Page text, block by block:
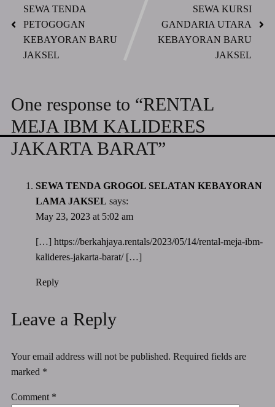
SEWA TENDA
PETOGOGAN
KEBAYORAN BARU
JAKSEL
SEWA KURSI
GANDARIA UTARA
KEBAYORAN BARU
JAKSEL
One response to “RENTAL
MEJA IBM KALIDERES
JAKARTA BARAT”
SEWA TENDA GROGOL SELATAN KEBAYORAN
LAMA JAKSEL says:
May 23, 2023 at 5:02 am
[…] https://berkahjaya.rentals/2023/05/14/rental-meja-ibm-
kalideres-jakarta-barat/[…]
Reply
Leave a Reply
Your email address will not be published. Required fields are
marked *
Comment *